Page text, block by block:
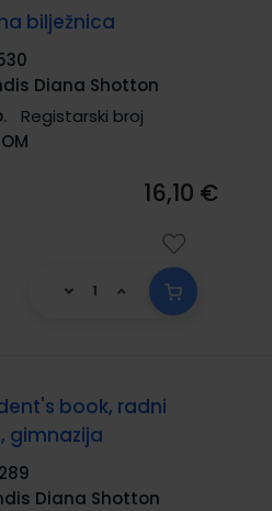
bilježnica
Diana Shotton
Registarski broj
16,10 €
book, radni
gimnazija
Diana Shotton